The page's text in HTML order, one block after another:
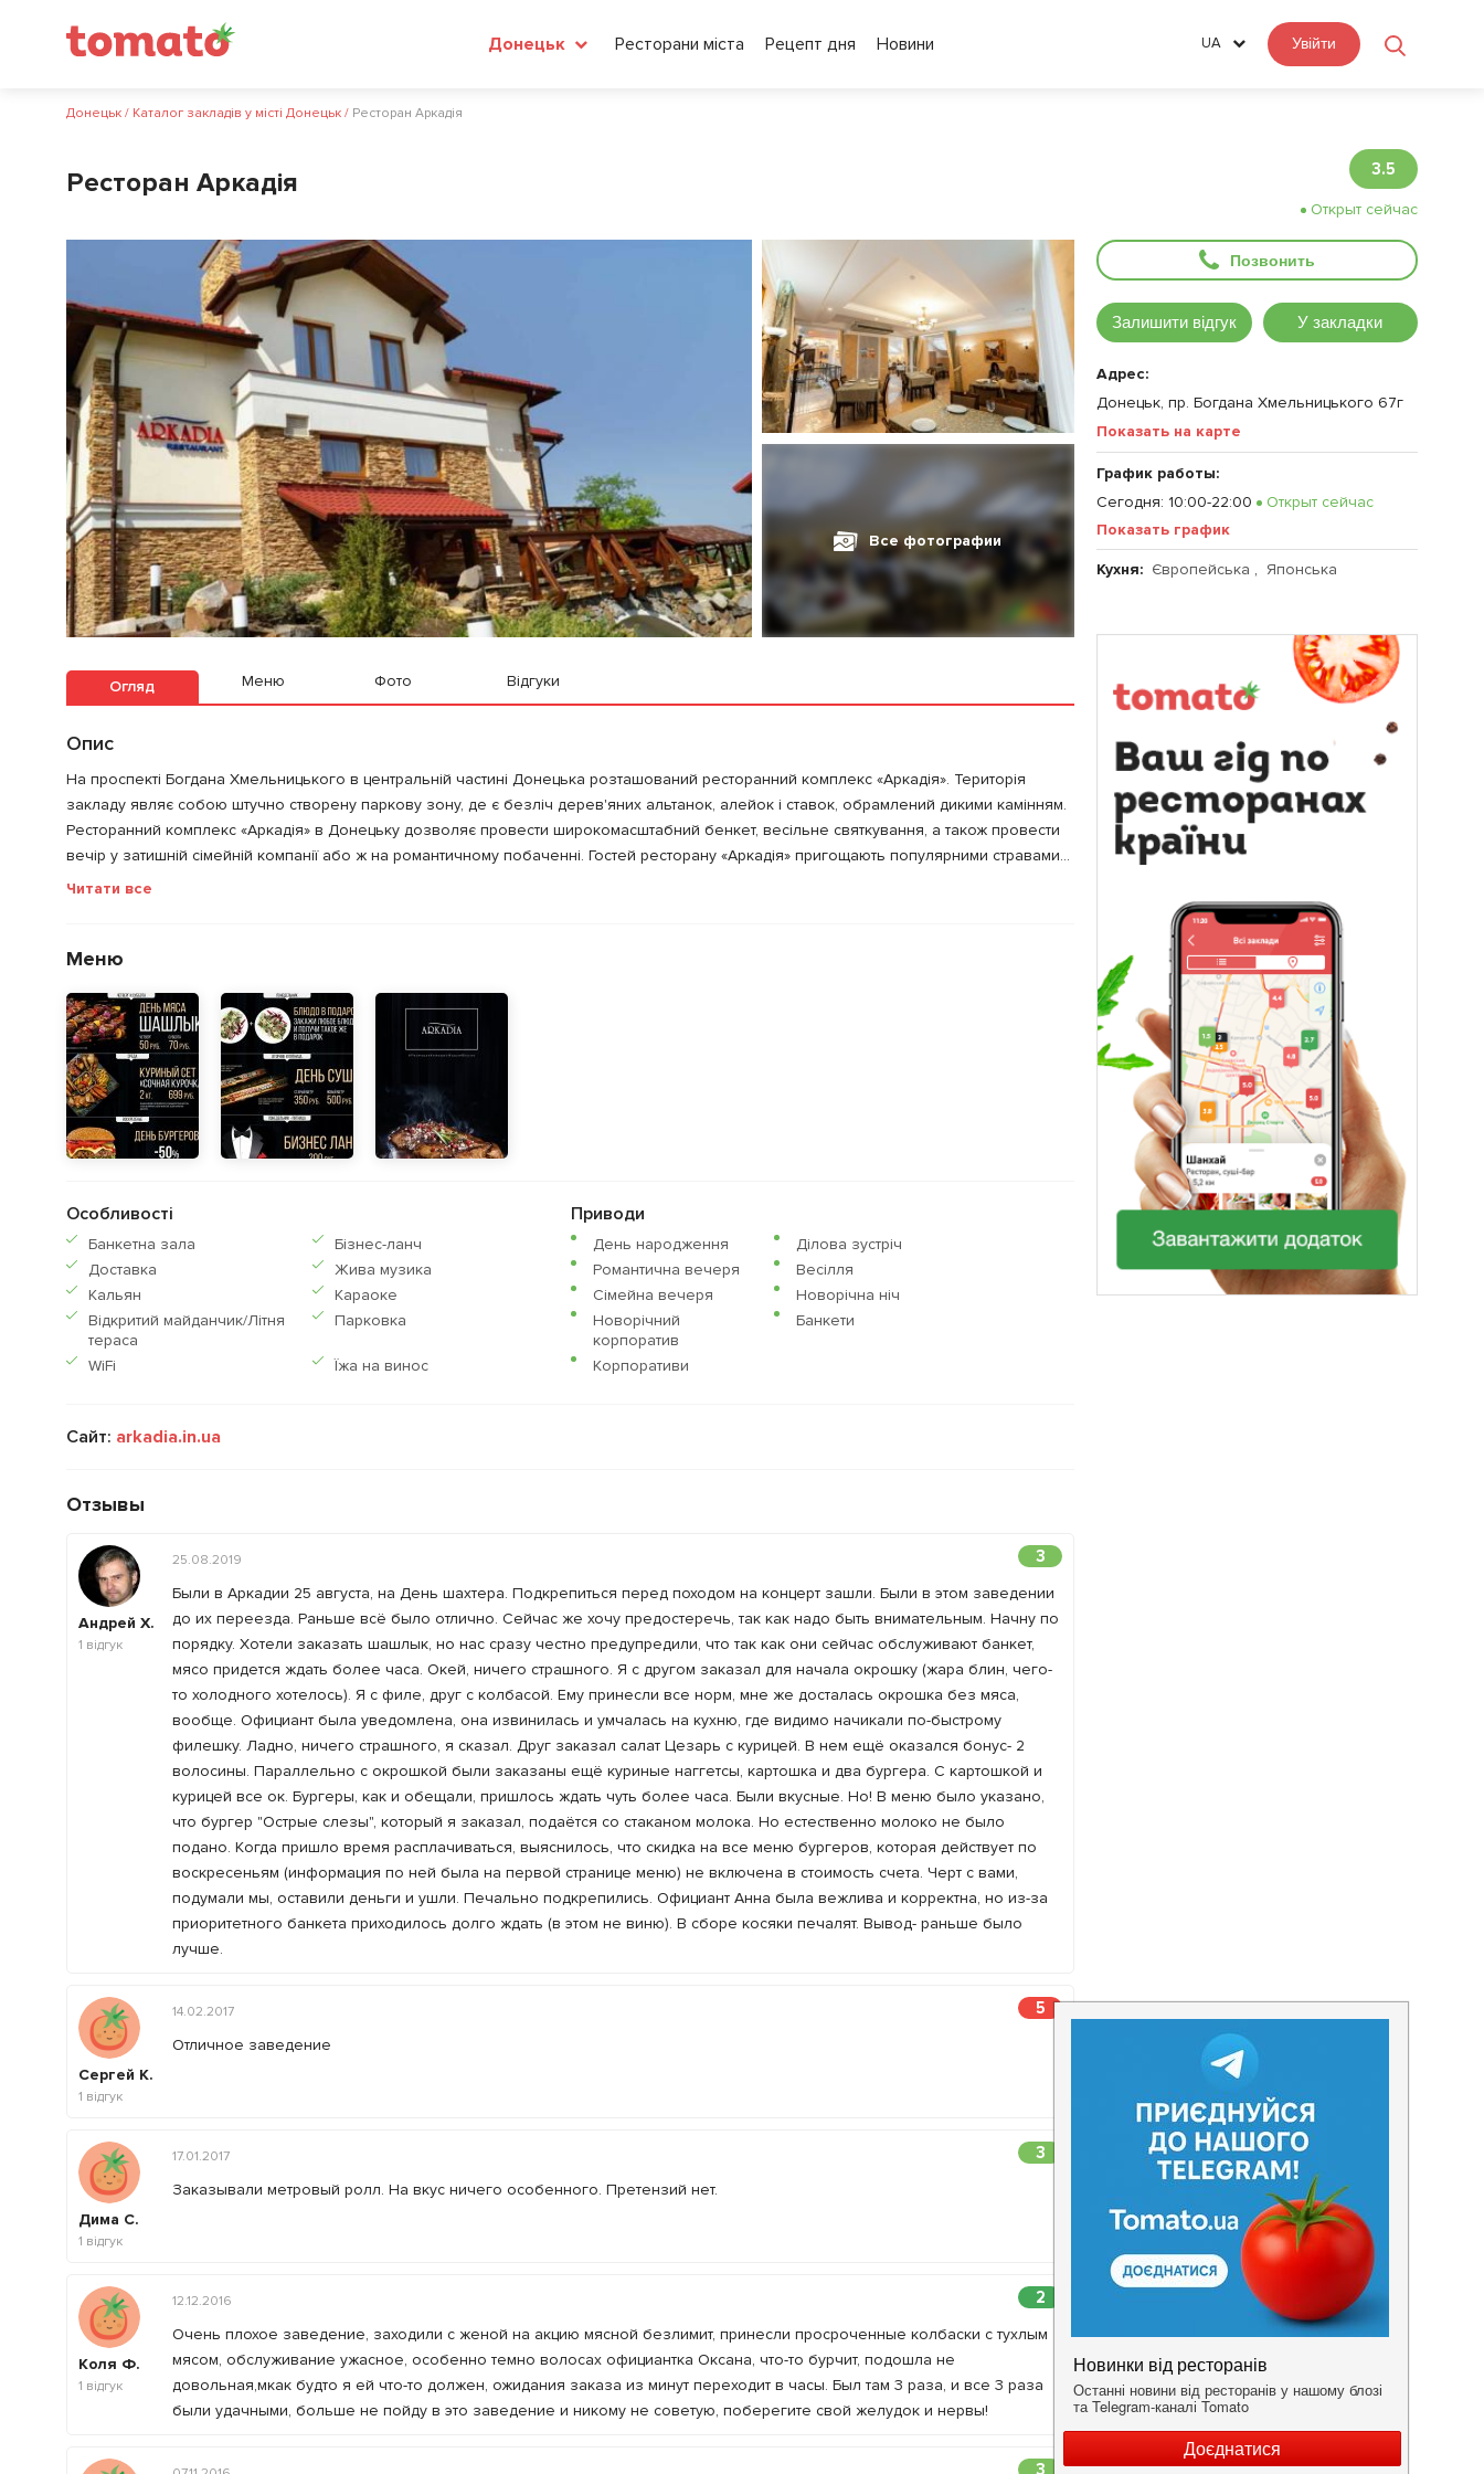
Донецьк Ресторани міста Рецепт дня Новини UA Увійти
Донецьк / Каталог закладів у місті Донецьк / Ресторан Аркадія
Ресторан Аркадія 3.5
Открыт сейчас
Позвонить
Залишити відгук У закладки
Адрес:
Донецьк, пр. Богдана Хмельницького 67г
Показать на карте
График работы:
Сегодня: 10:00-22:00
Открыт сейчас
Показать график
Кухня: Європейська , Японська
Все фотографии
Огляд Меню Фото Відгуки
Опис
На проспекті Богдана Хмельницького в центральній частині Донецька розташований ресторанний комплекс «Аркадія». Територія
закладу являє собою штучно створену паркову зону, де є безліч дерев'яних альтанок, алейок і ставок, обрамлений дикими камінням.
Ресторанний комплекс «Аркадія» в Донецьку дозволяє провести широкомасштабний бенкет, весільне святкування, а також провести
вечір у затишній сімейній компанії або ж на романтичному побаченні. Гостей ресторану «Аркадія» пригощають популярними стравами...
Читати все
Меню
Особливості
Банкетна зала
Бiзнес-ланч
Доставка
Жива музика
Кальян
Караоке
Відкритий майданчик/Літня
тераса
Парковка
WiFi Їжа на винос
Приводи
День народження
Ділова зустріч
Романтична вечеря
Весілля
Сімейна вечеря
Новорічна ніч
Новорічний
корпоратив
Банкети
Корпоративи
Сайт: arkadia.in.ua
Отзывы
Андрей Х.
1 відгук
3
25.08.2019
Были в Аркадии 25 августа, на День шахтера. Подкрепиться перед походом на концерт зашли. Были в этом заведении
до их переезда. Раньше всё было отлично. Сейчас же хочу предостеречь, так как надо быть внимательным. Начну по
порядку. Хотели заказать шашлык, но нас сразу честно предупредили, что так как они сейчас обслуживают банкет,
мясо придется ждать более часа. Окей, ничего страшного. Я с другом заказал для начала окрошку (жара блин, чего-
то холодного хотелось). Я с филе, друг с колбасой. Ему принесли все норм, мне же досталась окрошка без мяса,
вообще. Официант была уведомлена, она извинилась и умчалась на кухню, где видимо начикали по-быстрому
филешку. Ладно, ничего страшного, я сказал. Друг заказал салат Цезарь с курицей. В нем ещё оказался бонус- 2
волосины. Параллельно с окрошкой были заказаны ещё куриные наггетсы, картошка и два бургера. С картошкой и
курицей все ок. Бургеры, как и обещали, пришлось ждать чуть более часа. Были вкусные. Но! В меню было указано,
что бургер "Острые слезы", который я заказал, подаётся со стаканом молока. Но естественно молоко не было
подано. Когда пришло время расплачиваться, выяснилось, что скидка на все меню бургеров, которая действует по
воскресеньям (информация по ней была на первой странице меню) не включена в стоимость счета. Черт с вами,
подумали мы, оставили деньги и ушли. Печально подкрепились. Официант Анна была вежлива и корректна, но из-за
приоритетного банкета приходилось долго ждать (в этом не виню). В сборе косяки печалят. Вывод- раньше было
лучше.
Сергей К.
1 відгук
5
14.02.2017
Отличное заведение
Дима С.
1 відгук
3
17.01.2017
Заказывали метровый ролл. На вкус ничего особенного. Претензий нет.
Коля Ф.
1 відгук
2
12.12.2016
Очень плохое заведение, заходили с женой на акцию мясной безлимит, принесли просроченные колбаски с тухлым
мясом, обслуживание ужасное, особенно темно волосах официантка Оксана, что-то бурчит, подошла не
довольная,мкак будто я ей что-то должен, ожидания заказа из минут переходит в часы. Был там 3 раза, и все 3 раза
были удачными, больше не пойду в это заведение и никому не советую, поберегите свой желудок и нервы!
3